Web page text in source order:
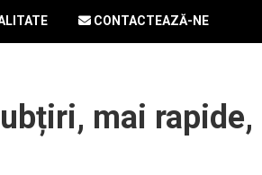
CONTACTEAZĂ-NE
mai rapide,